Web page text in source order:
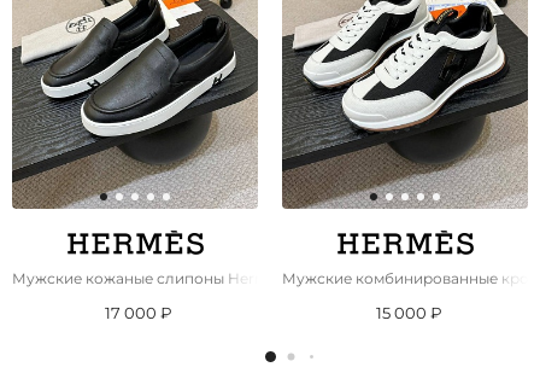
Мужские кожаные слипоны Hermes Kiddy - Grey
17 000 ₽
Мужские комбинированные
15 000 ₽